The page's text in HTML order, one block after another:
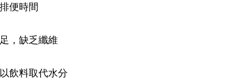
便時間
，缺乏纖維
飲料取代水分